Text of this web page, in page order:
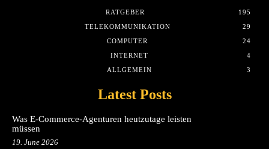
RATGEBER
195
TELEKOMMUNIKATION
29
COMPUTER
24
INTERNET
4
ALLGEMEIN
3
Latest Posts
Was E-Commerce-Agenturen heutzutage leisten
müssen
19. June 2026